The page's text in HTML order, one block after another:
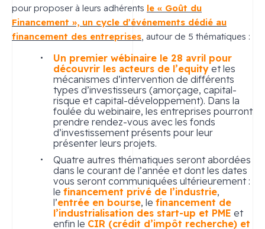
pour proposer à leurs adhérents le « Goût du
Financement », un cycle d’événements dédié au
financement des entreprises , autour de 5 thématiques :
Un premier wébinaire le 28 avril pour
découvrir les acteurs de l’equity et les
mécanismes d’intervention de différents
types d’investisseurs (amorçage, capital-
risque et capital-développement). Dans la
foulée du webinaire, les entreprises pourront
prendre rendez-vous avec les fonds
d’investissement présents pour leur
présenter leurs projets.
Quatre autres thématiques seront abordées
dans le courant de l’année et dont les dates
vous seront communiquées ultérieurement :
le financement privé de l’industrie,
l’entrée en bourse, le financement de
l’industrialisation des start-up et PME et
enfin le CIR (crédit d’impôt recherche) et